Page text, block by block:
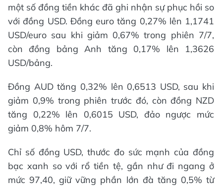
một số đồng tiền khác đã ghi nhận sự phục hồi so
với đồng USD. Đồng euro tăng 0,27% lên 1,1741
USD/euro sau khi giảm 0,67% trong phiên 7/7,
còn đồng bảng Anh tăng 0,17% lên 1,3626
USD/bảng.
Đồng AUD tăng 0,32% lên 0,6513 USD, sau khi
giảm 0,9% trong phiên trước đó, còn đồng NZD
tăng 0,22% lên 0,6015 USD, đảo ngược mức
giảm 0,8% hôm 7/7.
Chỉ số đồng USD, thước đo sức mạnh của đồng
bạc xanh so với rổ tiền tệ, gần như đi ngang ở
mức 97,40, giữ vững phần lớn đà tăng 0,5% từ